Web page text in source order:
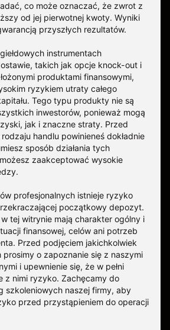
co może oznaczać, że zwrot z
od jej pierwotnej kwoty. Wyniki
przyszłych rezultatów.
instrumentach
takich jak opcje knock-out i
produktami finansowymi,
ryzykiem utraty całego
Tego typu produkty nie są
inwestorów, ponieważ mogą
jak i znaczne straty. Przed
handlu powinieneś dokładnie
sposób działania tych
zaakceptować wysokie
profesjonalnych istnieje ryzyko
początkowy depozyt.
tej witrynie mają charakter ogólny i
finansowej, celów ani potrzeb
Przed podjęciem jakichkolwiek
o zapoznanie się z naszymi
i upewnienie się, że w pełni
z nimi ryzyko. Zachęcamy do
szkoleniowych naszej firmy, aby
przed przystąpieniem do operacji